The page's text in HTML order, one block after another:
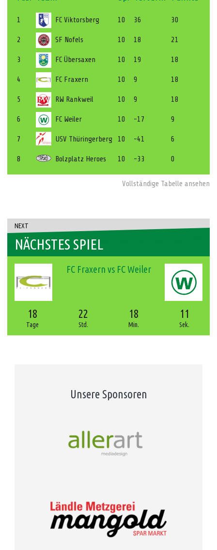
1 FC Viktorsberg 10 36 30
2 SF Nofels 10 18 21
3 FC Übersaxen 10 19 18
4 FC Fraxern 10 9 18
5 RW Rankweil 10 9 18
6 FC Weiler 10 -17 9
7 USV Thüringerberg 10 -41 6
8 Bolzplatz Heroes 10 -33 0
Vollständige Tabelle ansehen
NEXT
NÄCHSTES SPIEL
FC Fraxern vs FC Weiler
18
Tage
22
Std.
18
Min.
10
Sek.
Unsere Sponsoren